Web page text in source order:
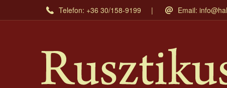
tartalomra
Telefon: +36 30/158-9199 Email: